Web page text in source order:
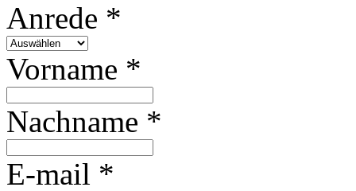
Anrede *
Vorname *
Nachname *
E-mail *